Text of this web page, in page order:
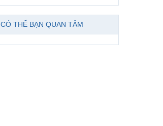
CÓ THỂ BẠN QUAN TÂM